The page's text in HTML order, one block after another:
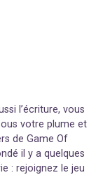
l’écriture, vous
votre plume et
de Game Of
il y a quelques
: rejoignez le jeu